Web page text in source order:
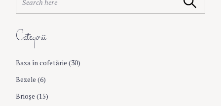
i
g
a
a
c
o
r
Search
Categorii
Baza în cofetărie (30)
Bezele (6)
Brioşe (15)